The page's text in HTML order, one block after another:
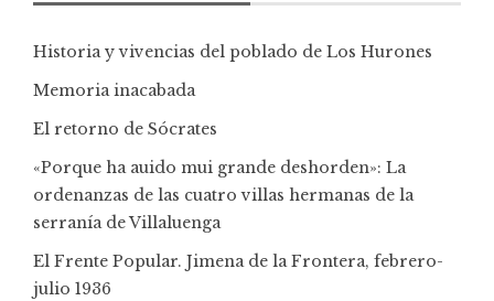
Historia y vivencias del poblado de Los Hurones
Memoria inacabada
El retorno de Sócrates
«Porque ha auido mui grande deshorden»: La
ordenanzas de las cuatro villas hermanas de la
serranía de Villaluenga
El Frente Popular. Jimena de la Frontera, febrero-
julio 1936